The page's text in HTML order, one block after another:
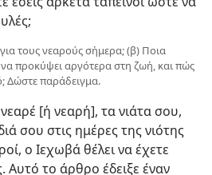
τους νεαρούς σήμερα; (β) Ποια
προκύψει αργότερα στη ζωή, και πώς
Δώστε παράδειγμα.
[ή νεαρή], τα νιάτα σου,
σου στις ημέρες της νιότης
ο Ιεχωβά θέλει να έχετε
Αυτό το άρθρο έδειξε έναν